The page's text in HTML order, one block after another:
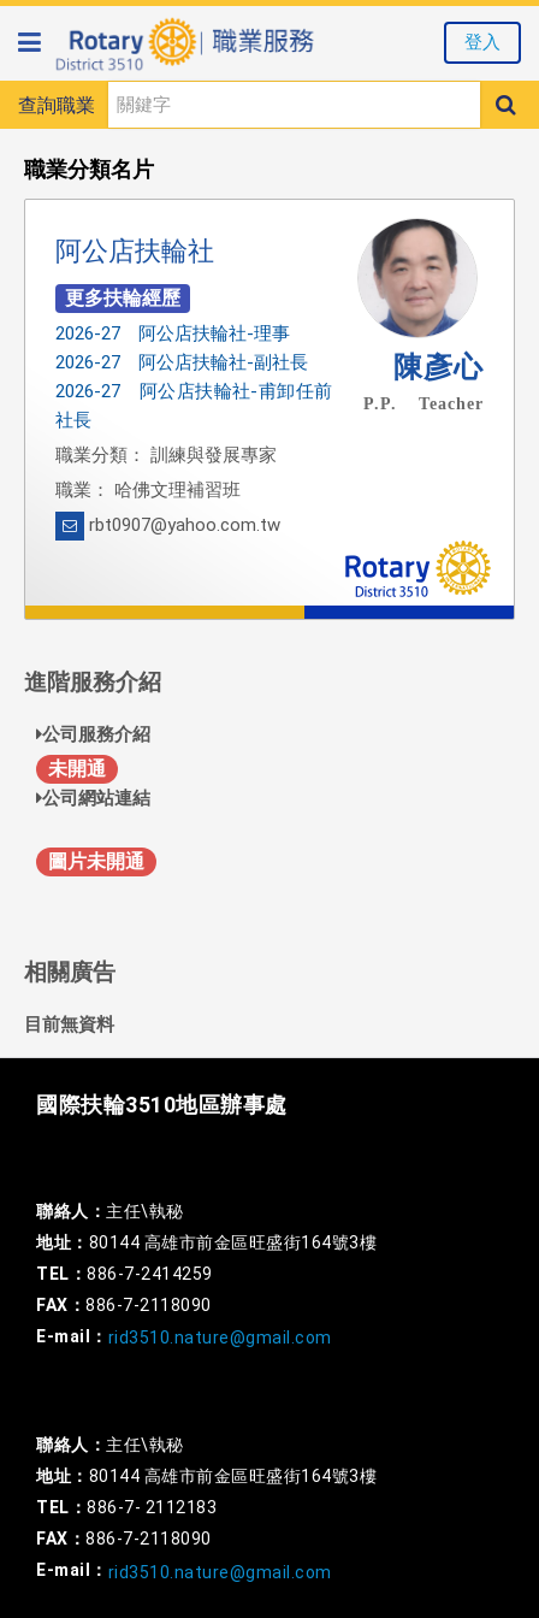
查詢職業
登入
職業分類名片
阿公店扶輪社
2026-27 阿公店扶輪社-理事
2026-27 阿公店扶輪社-副社長
2026-27 阿公店扶輪社-甫卸任前
社長
職業分類： 訓練與發展專家
職業： 哈佛文理補習班
rbt0907@yahoo.com.tw
陳彥心
P.P. Teacher
進階服務介紹
公司服務介紹
未開通
公司網站連結
圖片未開通
相關廣告
目前無資料
國際扶輪3510地區辦事處
聯絡人： 主任\執秘
地址： 80144 高雄市前金區旺盛街164號3樓
TEL： 886-7-2414259
FAX： 886-7-2118090
E-mail： rid3510.nature@gmail.com
聯絡人： 主任\執秘
地址： 80144 高雄市前金區旺盛街164號3樓
TEL： 886-7- 2112183
FAX： 886-7-2118090
E-mail： rid3510.nature@gmail.com